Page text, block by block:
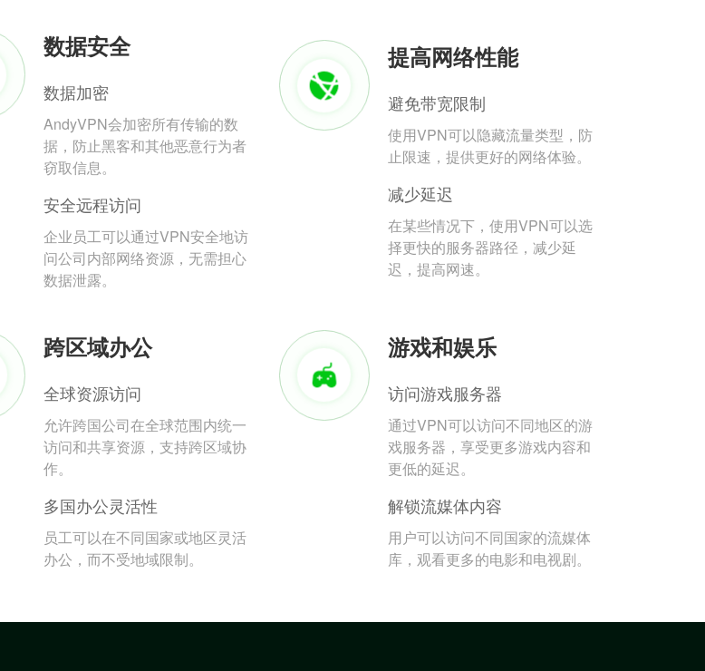
数据安全
数据加密
AndyVPN会加密所有传输的数
据，防止黑客和其他恶意行为者
窃取信息。
安全远程访问
企业员工可以通过VPN安全地访
问公司内部网络资源，无需担心
数据泄露。
提高网络性能
避免带宽限制
使用VPN可以隐藏流量类型，防
止限速，提供更好的网络体验。
减少延迟
在某些情况下，使用VPN可以选
择更快的服务器路径，减少延
迟，提高网速。
跨区域办公
全球资源访问
允许跨国公司在全球范围内统一
访问和共享资源，支持跨区域协
作。
多国办公灵活性
员工可以在不同国家或地区灵活
办公，而不受地域限制。
游戏和娱乐
访问游戏服务器
通过VPN可以访问不同地区的游
戏服务器，享受更多游戏内容和
更低的延迟。
解锁流媒体内容
用户可以访问不同国家的流媒体
库，观看更多的电影和电视剧。